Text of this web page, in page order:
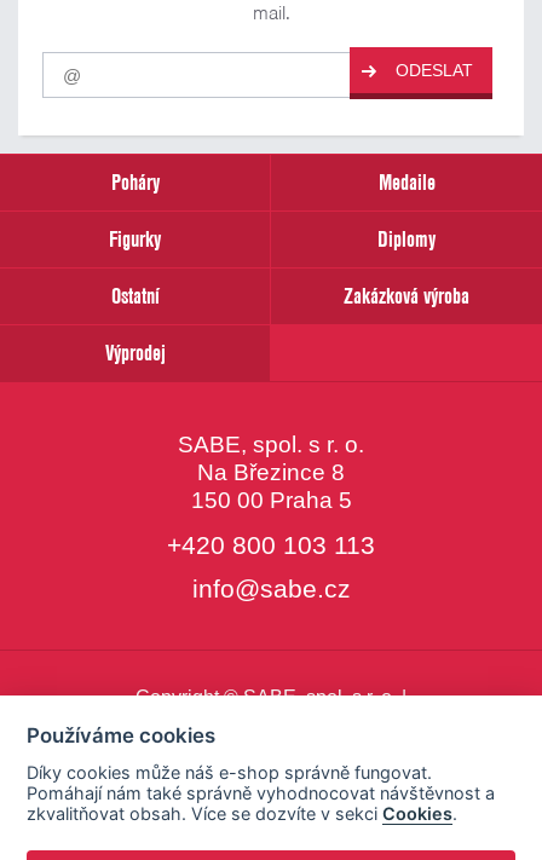
mail.
Pro
odběr
našich
email
ODESLAT
Poháry
Medaile
Figurky
Diplomy
Ostatní
Zakázková výroba
Výprodej
SABE, spol. s r. o.
Na Březince 8
150 00 Praha 5
+420 800 103 113
info@sabe.cz
Copyright © SABE, spol. s r. o. |
Používáme cookies
Díky cookies může náš e-shop správně fungovat.
Pomáhají nám také správně vyhodnocovat návštěvnost a
zkvalitňovat obsah. Více se dozvíte v sekciCookies.